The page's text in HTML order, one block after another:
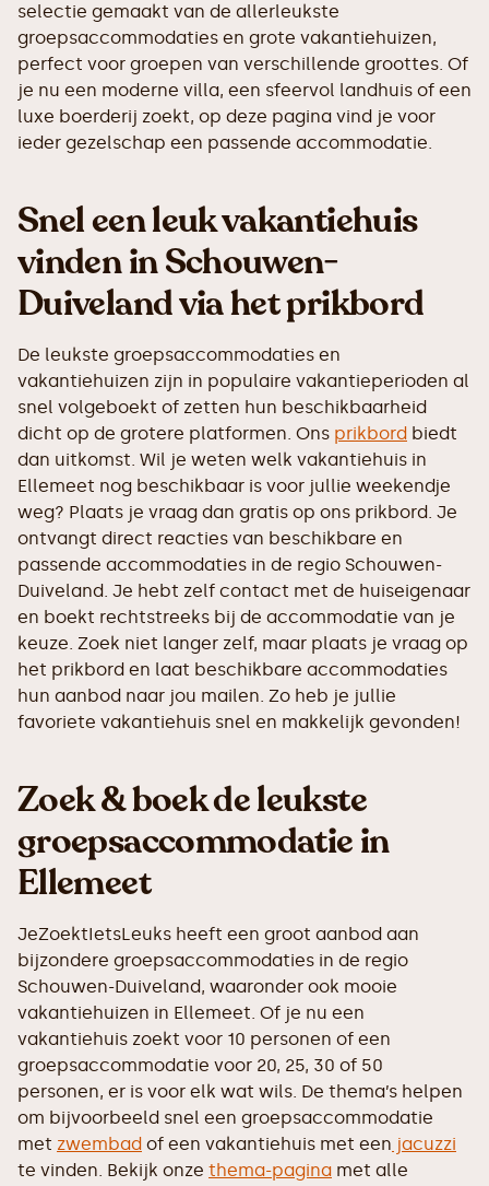
selectie gemaakt van de allerleukste
groepsaccommodaties en grote vakantiehuizen,
perfect voor groepen van verschillende groottes. Of
je nu een moderne villa, een sfeervol landhuis of een
luxe boerderij zoekt, op deze pagina vind je voor
ieder gezelschap een passende accommodatie.
Snel een leuk vakantiehuis
vinden in Schouwen-
Duiveland via het prikbord
De leukste groepsaccommodaties en
vakantiehuizen zijn in populaire vakantieperioden al
snel volgeboekt of zetten hun beschikbaarheid
dicht op de grotere platformen. Ons prikbord biedt
dan uitkomst. Wil je weten welk vakantiehuis in
Ellemeet nog beschikbaar is voor jullie weekendje
weg? Plaats je vraag dan gratis op ons prikbord. Je
ontvangt direct reacties van beschikbare en
passende accommodaties in de regio Schouwen-
Duiveland. Je hebt zelf contact met de huiseigenaar
en boekt rechtstreeks bij de accommodatie van je
keuze. Zoek niet langer zelf, maar plaats je vraag op
het prikbord en laat beschikbare accommodaties
hun aanbod naar jou mailen. Zo heb je jullie
favoriete vakantiehuis snel en makkelijk gevonden!
Zoek & boek de leukste
groepsaccommodatie in
Ellemeet
JeZoektIetsLeuks heeft een groot aanbod aan
bijzondere groepsaccommodaties in de regio
Schouwen-Duiveland, waaronder ook mooie
vakantiehuizen in Ellemeet. Of je nu een
vakantiehuis zoekt voor 10 personen of een
groepsaccommodatie voor 20, 25, 30 of 50
personen, er is voor elk wat wils. De thema’s helpen
om bijvoorbeeld snel een groepsaccommodatie
met zwembad of een vakantiehuis met een jacuzzi
te vinden. Bekijk onze thema-pagina met alle